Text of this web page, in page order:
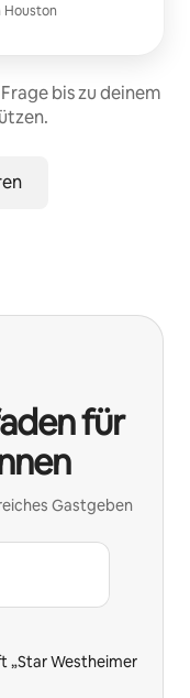
Houston
bis zu deinem
für
Gastgeben
„Star Westheimer